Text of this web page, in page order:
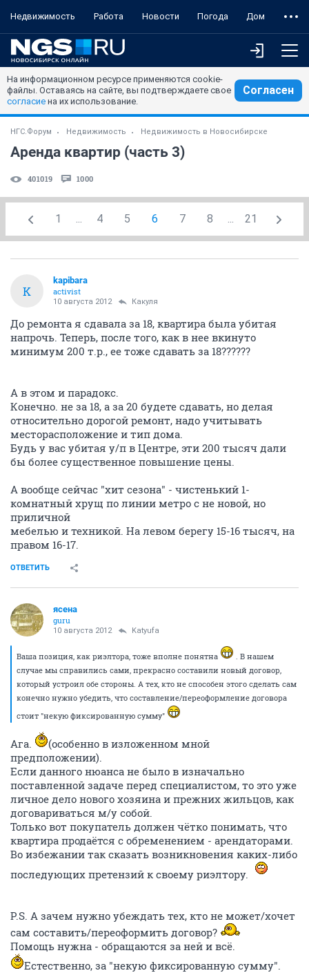
Недвижимость Работа Новости Погода Дом
На информационном ресурсе применяются cookie-
файлы. Оставаясь на сайте, вы подтверждаете свое
согласие на их использование.
Согласен
НГС.Форум Недвижимость Недвижимость в Новосибирске
Аренда квартир (часть 3)
401019 1000
1 ... 4 5 6 7 8 ... 21
K
kapibara
activist
10 августа 2012 Какуля
До ремонта я сдавала за 18, квартира была убитая
напрочь. Теперь, после того, как в нее вкинуто
минимум 200 т.р., ее тоже сдавать за 18??????
А в этом и парадокс.
Конечно. не за 18, а за 20 будете сдавать, но делая
относительно дорогой ремонт, надо учитывать
месторасположение и тип дома.
Будь у вас убитая у/п в Центре, эти 200 тысяч дали
бы более существенное повышение цены.
А вообще сейчас "хит сезона" - чистенький 1-
комнатный хрущ по линии метро с не новой, но
приличной
мебелью и техникой. На левом берегу 15-16 тысяч, на
правом 16-17.
ОТВЕТИТЬ
ясена
guru
10 августа 2012 Katyufa
Ваша позиция, как риэлтора, тоже вполне понятна
. В нашем
случае мы справились сами, прекрасно составили новый договор,
который устроил обе стороны. А тех, кто не способен этого сделать сам
конечно нужно убедить, что составление/переоформление договора
стоит "некую фиксированную сумму"
Ага.
(особенно в изложенном мной
предположении).
Если данного нюанса не было в изначально
поставленной задаче перед специалистом, то это уже
личное дело нового хозяина и прежних жильцов, как
договариваться м/у собой.
Только вот покупатель должен чётко понимать, что
квартира продаётся с обременением - арендаторами.
Во избежании так сказать возникновения каких-либо
последующих претензий к своему риэлтору.
P.S. А зачем нужно убеждать тех, кто не может/хочет
сам составить/переоформить договор?
Помощь нужна - обращаются за ней и всё.
Естественно, за "некую фиксированную сумму".